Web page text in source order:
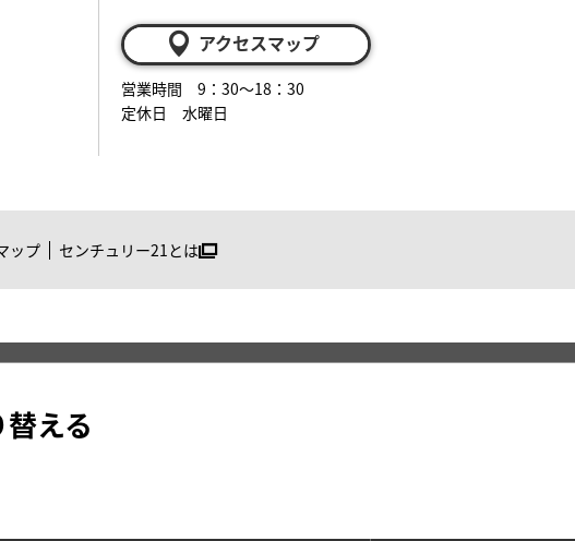
アクセスマップ
営業時間 9：30～18：30
定休日 水曜日
ップ センチュリー21とは
える